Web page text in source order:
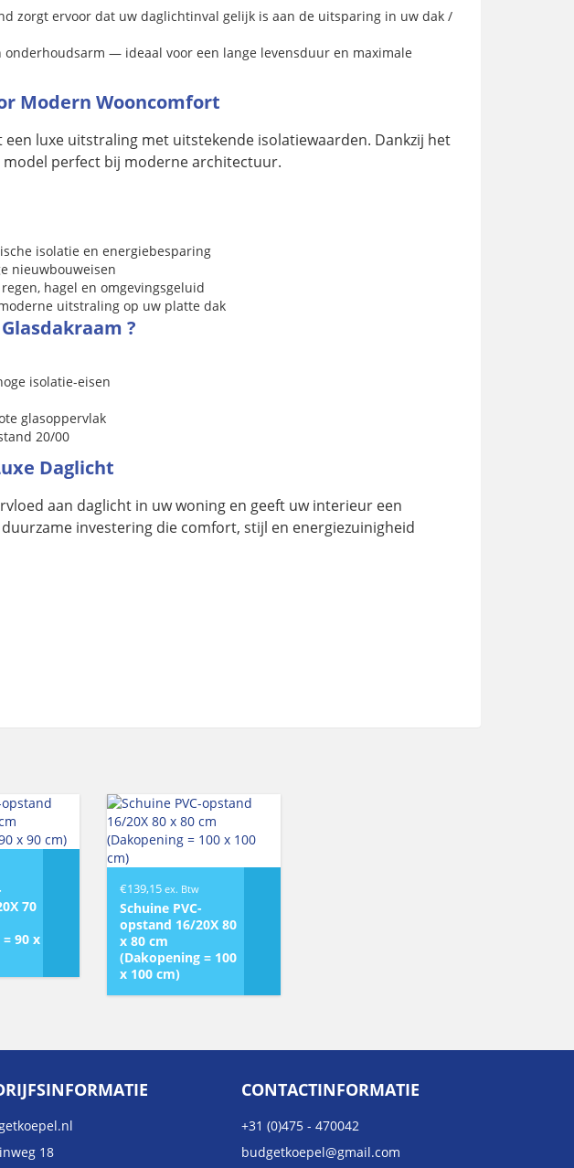
zorgt ervoor dat uw daglichtinval gelijk is aan de uitsparing in uw dak /
onderhoudsarm — ideaal voor een lange levensduur en maximale
Modern Wooncomfort
luxe uitstraling met uitstekende isolatiewaarden. Dankzij het
model perfect bij moderne architectuur.
isolatie en energiebesparing
nieuwbouweisen
hagel en omgevingsgeluid
uitstraling op uw platte dak
?
isolatie-eisen
glasoppervlak
20/00
Daglicht
aan daglicht in uw woning en geeft uw interieur een
investering die comfort, stijl en energiezuinigheid
70
90 x
€139,15 ex. Btw
Schuine PVC-
opstand 16/20X 80
x 80 cm
(Dakopening = 100
x 100 cm)
18
CONTACTINFORMATIE
+31 (0)475 - 470042
budgetkoepel@gmail.com